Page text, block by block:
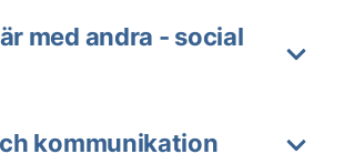
med andra - social
kommunikation